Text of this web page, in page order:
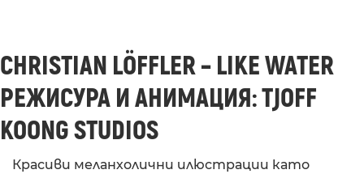
CHRISTIAN LÖFFLER – LIKE WATER
РЕЖИСУРА И АНИМАЦИЯ: TJOFF
KOONG STUDIOS
Красиви меланхолични илюстрации като